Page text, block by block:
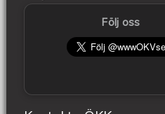
Följ oss